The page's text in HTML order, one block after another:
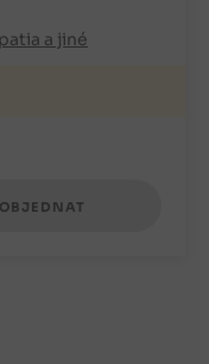
a jiné
OBJEDNAT